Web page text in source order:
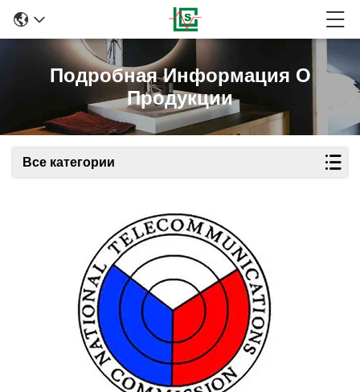
Подробная Информация О
Продукции
Все категории